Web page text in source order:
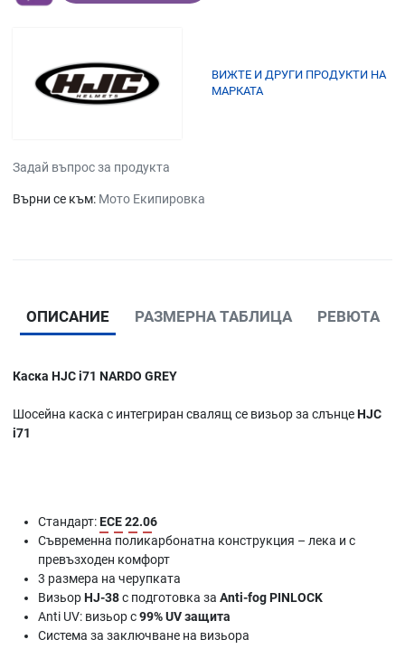
ВИЖТЕ И ДРУГИ ПРОДУКТИ НА
МАРКАТА
Задай въпрос за продукта
Върни се към: Мото Екипировка
ОПИСАНИЕ РАЗМЕРНА ТАБЛИЦА РЕВЮТА
Каска HJC i71 NARDO GREY
Шосейна каска с интегриран свалящ се визьор за слънцеHJC
i71
Стандарт:ECE 22.06
Съвременна поликарбонатна конструкция – лека и с
превъзходен комфорт
3 размера на черупката
ВизьорHJ-38с подготовка за Anti-fog PINLOCK
Anti UV: визьор с99% UV защита
Система за заключване на визьора